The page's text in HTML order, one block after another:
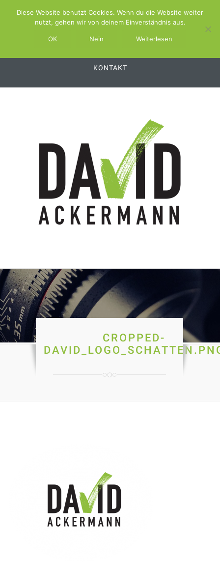
ABOUT SCHWIMMBAD.TV
KONTAKT
CROPPED-
Diese Website benutzt Cookies. Wenn du die Website weiter
nutzt, gehen wir von deinem Einverständnis aus.
OK Nein Weiterlesen